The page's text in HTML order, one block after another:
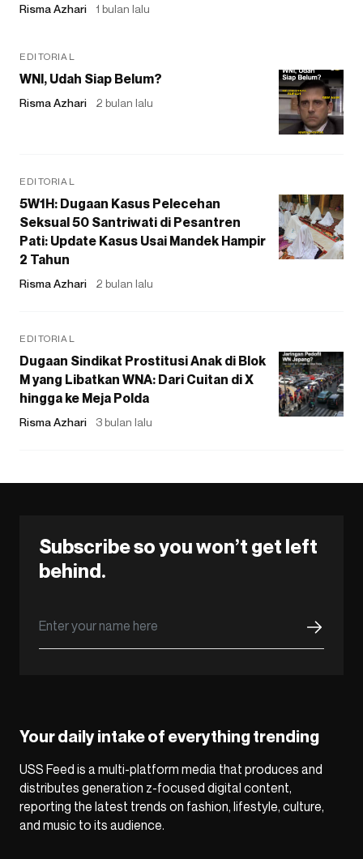
Risma Azhari 1 bulan lalu
EDITORIAL
WNI, Udah Siap Belum?
Risma Azhari 2 bulan lalu
EDITORIAL
5W1H: Dugaan Kasus Pelecehan
Seksual 50 Santriwati di Pesantren
Pati: Update Kasus Usai Mandek Hampir
2 Tahun
Risma Azhari 2 bulan lalu
EDITORIAL
Dugaan Sindikat Prostitusi Anak di Blok
M yang Libatkan WNA: Dari Cuitan di X
hingga ke Meja Polda
Risma Azhari 3 bulan lalu
Subscribe so you won’t get left
behind.
Your daily intake of everything trending
USS Feed is a multi-platform media that produces and
distributes generation z-focused digital content,
reporting the latest trends on fashion, lifestyle, culture,
and music to its audience.